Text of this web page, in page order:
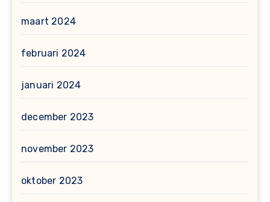
maart 2024
februari 2024
januari 2024
december 2023
november 2023
oktober 2023